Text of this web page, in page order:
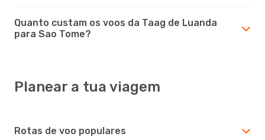
Quanto custam os voos da Taag de Luanda
para Sao Tome?
Planear a tua viagem
Rotas de voo populares